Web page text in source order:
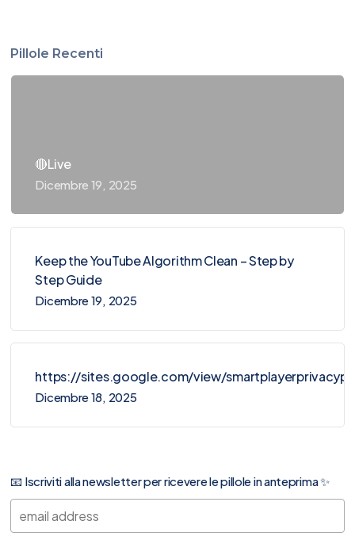
Pillole Recenti
🔴Live
Dicembre 19, 2025
Keep the YouTube Algorithm Clean – Step by
Step Guide
Dicembre 19, 2025
https://sites.google.com/view/
Dicembre 18, 2025
📧 Iscriviti alla newsletter per ricevere le pillole in anteprima ✨